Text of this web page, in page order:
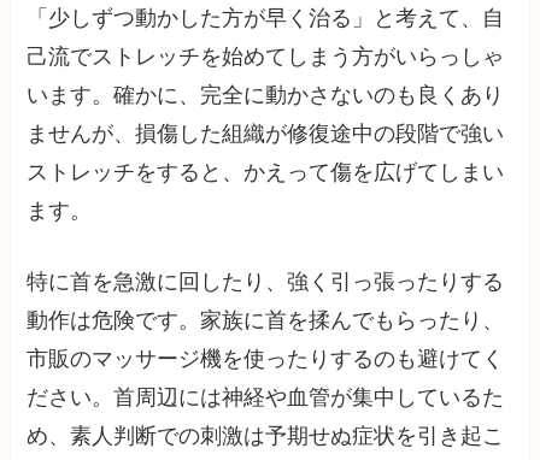
「少しずつ動かした方が早く治る」と考えて、自
己流でストレッチを始めてしまう方がいらっしゃ
います。確かに、完全に動かさないのも良くあり
ませんが、損傷した組織が修復途中の段階で強い
ストレッチをすると、かえって傷を広げてしまい
ます。
特に首を急激に回したり、強く引っ張ったりする
動作は危険です。家族に首を揉んでもらったり、
市販のマッサージ機を使ったりするのも避けてく
ださい。首周辺には神経や血管が集中しているた
め、素人判断での刺激は予期せぬ症状を引き起こ